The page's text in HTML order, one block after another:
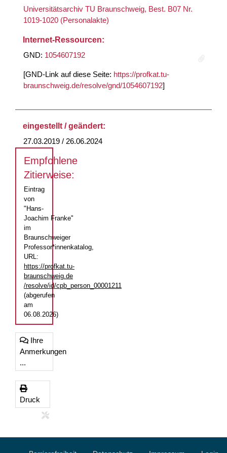
Universitätsarchiv TU Braunschweig, Best. B07 Nr.
1019-1020 (Personalakte)
Internet-Ressourcen:
GND: 1054607192
[GND-Link auf diese Seite: https://profkat.tu-
braunschweig.de/resolve/gnd/1054607192]
eingestellt / geändert:
27.03.2019 / 26.06.2024
Empfohlene
Zitierweise:
Eintrag
von
"Hans-
Joachim Franke"
im
Braunschweiger
Professor*innenkatalog,
URL:
https://profkat.tu-
braunschweig.de
/resolve/id/cpb_person_00001211
(abgerufen
am
06.08.2026)
Ihre
Anmerkungen
...
Druck